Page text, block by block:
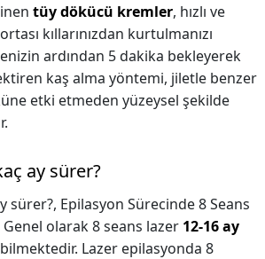
tüy dökücü kremler, hızlı ve
kıllarınızdan kurtulmanızı
ardından 5 dakika bekleyerek
kaş alma yöntemi, jiletle benzer
etki etmeden yüzeysel şekilde
ay sürer?
sürer?, Epilasyon Sürecinde 8 Seans
Genel olarak 8 seans lazer 12-16 ay
Lazer epilasyonda 8